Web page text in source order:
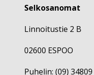
Selkosanomat
Linnoitustie 2 B
02600 ESPOO
Puhelin: (09)